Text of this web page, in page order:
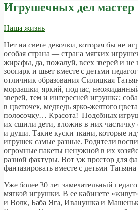
Игрушечных дел мастер
Наша жизнь
Нет на свете девочки, которая бы не
особая страна — страна мягких
жирафы, да, пожалуй, всех зверей и не
зоопарк и шьет вместе с детьми
отличник образования Силицкая
мордашки, яркий, подчас,
зверей, тем и интересней игрушка;
в цветочек, медведь ярко-желтого
полосочку… Красота! Подобных
их сшили дети, вложив в них частичку
и души. Такие куски ткани, которые
игрушек самые разные. Родители
огромные пакеты ненужной в их
разной фактуры. Вот уж простор для
фантазировать вместе с детьми
Уже более 30 лет замечательный
мягкой игрушки. В ее кабинете
и Волк, Баба Яга, Иванушка и